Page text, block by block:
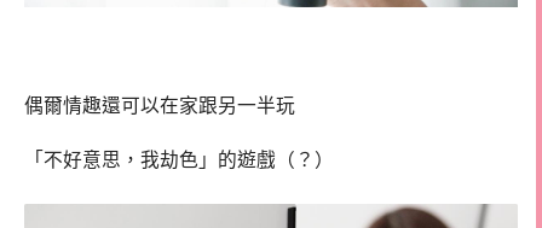
偶爾情趣還可以在家跟另一半玩
「不好意思，我劫色」的遊戲（？）